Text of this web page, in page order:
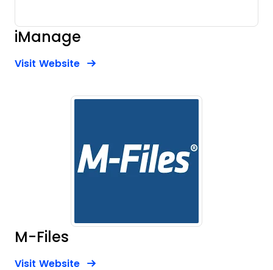
iManage
Visit WebsiteOpens New Window
M-Files
Visit WebsiteOpens New Window